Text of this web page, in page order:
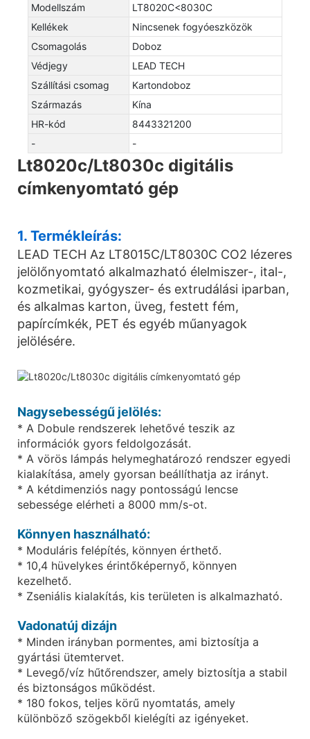
Modellszám
LT8020C<8030C
Kellékek
Nincsenek fogyóeszközök
Csomagolás
Doboz
Védjegy
LEAD TECH
Szállítási csomag
Kartondoboz
Származás
Kína
HR-kód
8443321200
-
-
Lt8020c/Lt8030c digitális
címkenyomtató gép
1. Termékleírás:
LEAD TECH Az LT8015C/LT8030C CO2 lézeres
jelölőnyomtató alkalmazható élelmiszer-, ital-,
kozmetikai, gyógyszer- és extrudálási iparban,
és alkalmas karton, üveg, festett fém,
papírcímkék, PET és egyéb műanyagok
jelölésére.
Nagysebességű jelölés:
* A Dobule rendszerek lehetővé teszik az
információk gyors feldolgozását.
* A vörös lámpás helymeghatározó rendszer egyedi
kialakítása, amely gyorsan beállíthatja az irányt.
* A kétdimenziós nagy pontosságú lencse
sebessége elérheti a 8000 mm/s-ot.
Könnyen használható:
* Moduláris felépítés, könnyen érthető.
* 10,4 hüvelykes érintőképernyő, könnyen
kezelhető.
* Zseniális kialakítás, kis területen is alkalmazható.
Vadonatúj dizájn
* Minden irányban pormentes, ami biztosítja a
gyártási ütemtervet.
* Levegő/víz hűtőrendszer, amely biztosítja a stabil
és biztonságos működést.
* 180 fokos, teljes körű nyomtatás, amely
különböző szögekből kielégíti az igényeket.